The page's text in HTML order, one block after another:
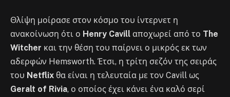
Θλίψη μοίρασε στον κόσμο του ίντερνετ η
ανακοίνωση ότι ο Henry Cavill αποχωρεί από το The
Witcher και την θέση του παίρνει ο μικρός εκ των
αδερφών Hemsworth. Έτσι, η τρίτη σεζόν της σειράς
του Netflix θα είναι η τελευταία με τον Cavill ως
Geralt of Rivia, ο οποίος έχει κάνει ένα καλό σερί